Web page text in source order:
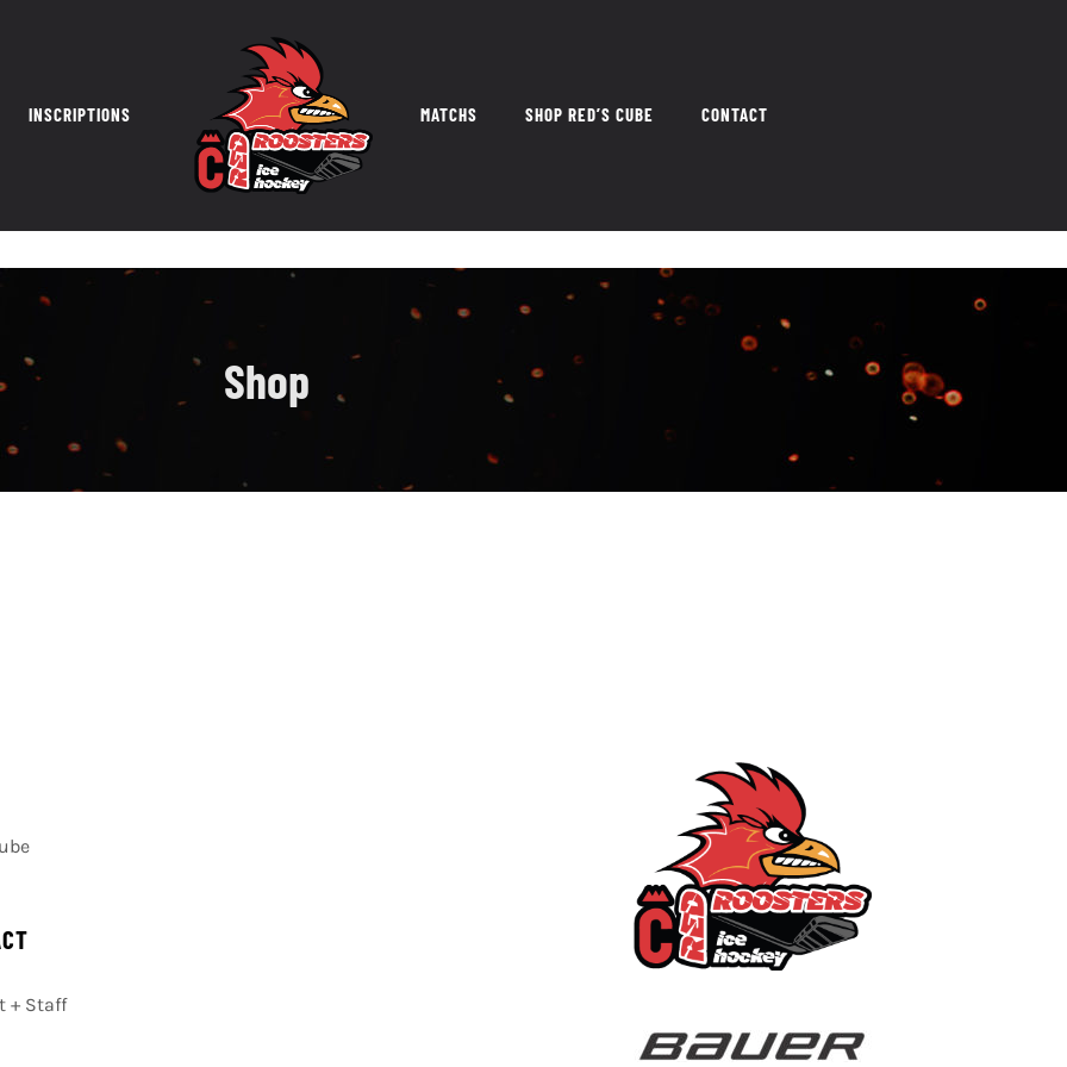
INSCRIPTIONS MATCHS SHOP RED’S CUBE CONTACT
Shop
+ Staff